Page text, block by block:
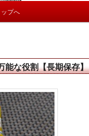
プへ
能な役割【長期保存】